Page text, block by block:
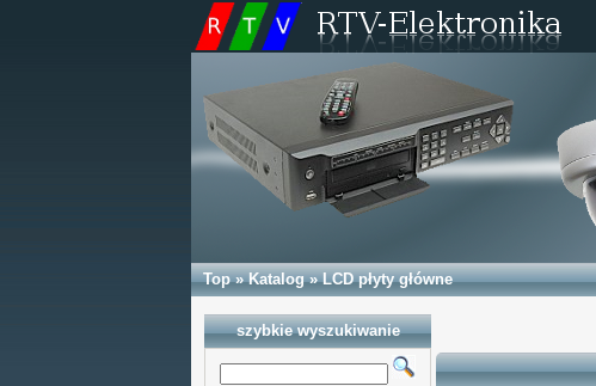
Top»Katalog»LCD płyty główne
szybkie wyszukiwanie